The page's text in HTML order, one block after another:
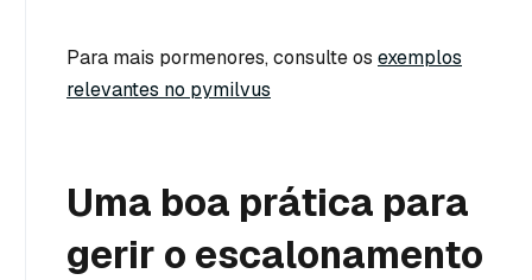
Para mais pormenores, consulte os exemplos
relevantes no pymilvus
Uma boa prática para
gerir o escalonamento